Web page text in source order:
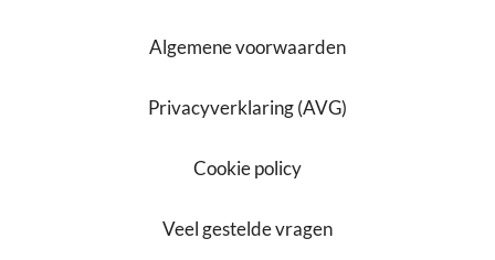
Algemene voorwaarden
Privacyverklaring (AVG)
Cookie policy
Veel gestelde vragen